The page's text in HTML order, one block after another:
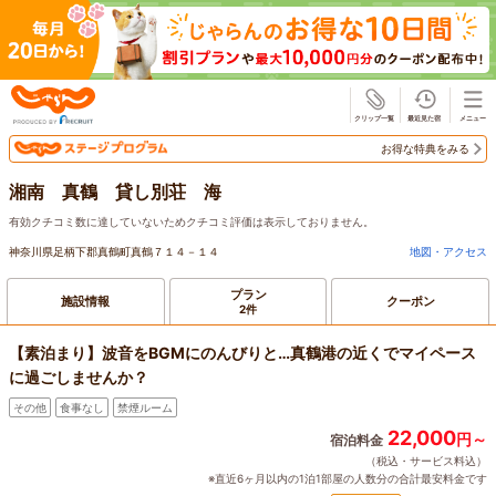
お得な特典をみる
湘南 真鶴 貸し別荘 海
有効クチコミ数に達していないためクチコミ評価は表示しておりません。
神奈川県足柄下郡真鶴町真鶴７１４－１４ 地図・アクセス
施設情報 プラン
2件 クーポン
【素泊まり】波音をBGMにのんびりと…真鶴港の近くでマイペース
に過ごしませんか？
その他 食事なし 禁煙ルーム
宿泊料金 22,000円～
（税込・サービス料込）
※直近6ヶ月以内の1泊1部屋の人数分の合計最安料金です